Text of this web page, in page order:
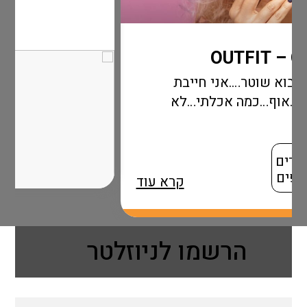
חייבת
אכלתי…לא
הרשמו לניוזלטר